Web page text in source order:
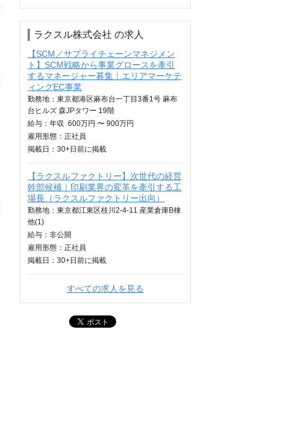
ラクスル株式会社 の求人
【SCM／サプライチェーンマネジメン
ト】SCM戦略から事業グロースを牽引
するマネージャー募集｜エリアマーケテ
ィングEC事業
勤務地：東京都港区麻布台一丁目3番1号 麻布
台ヒルズ 森JPタワー 19階
給与： 年収 600万円 〜 900万円
雇用形態：正社員
掲載日： 30+日 前に掲載
【ラクスルファクトリー】次世代の経営
幹部候補｜印刷業界の変革を牽引する工
場長（ラクスルファクトリー出向）
勤務地：東京都江東区枝川2-4-11 産業倉庫B棟
他(1)
給与： 非公開
雇用形態：正社員
掲載日： 30+日 前に掲載
すべての求人を見る